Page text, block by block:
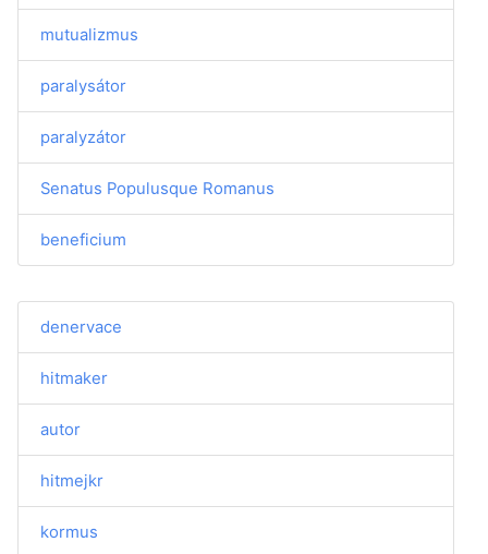
mutualizmus
paralysátor
paralyzátor
Senatus Populusque Romanus
beneficium
denervace
hitmaker
autor
hitmejkr
kormus